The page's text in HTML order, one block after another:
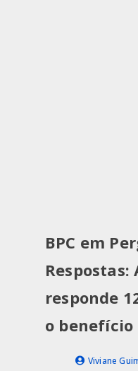
BPC em
Respostas:
responde
o benefício
Viviane